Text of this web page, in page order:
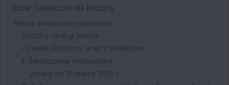
Dział Świadczeń dla Rodziny
Sekcja świadczeń rodzinnych
Godziny obsługi klienta
I. Zasiłek Rodzinny wraz z dodatkami
II. Świadczenie rodzicielskie
Zmiany od 19 marca 2025 r.